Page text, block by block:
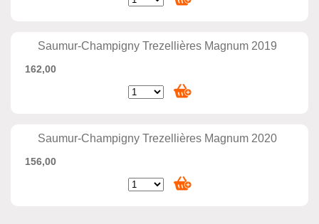
Saumur-Champigny Trezellières Magnum 2019
162,00
Saumur-Champigny Trezellières Magnum 2020
156,00